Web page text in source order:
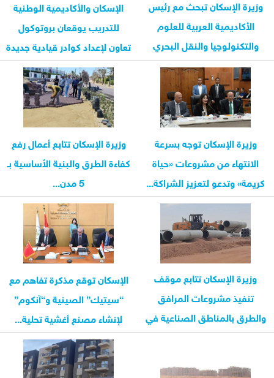
وزيرة الإسكان تبحث مع رئيس
الأكاديمية العربية للعلوم
والتكنولوجيا والنقل البحري
تعزيز...
الإسكان والأكاديمية الوطنية
للتدريب يوقعان بروتوكول
تعاون لإعداد كوادر قيادية جديدة
وزيرة الإسكان توجه بسرعة
الانتهاء من مشروعات «حياة
كريمة» وتدعو لتعزيز الشراكة...
وزيرة الإسكان تتابع أعمال رفع
كفاءة الطرق والبنية الأساسية بـ
5 مدن...
وزيرة الإسكان تتابع موقف
تنفيذ مشروعات المرافق
والطرق بالمناطق الصناعية في
أكتوبر...
الإسكان توقع مذكرة تفاهم مع
“سيتيك” الصينية و“آنكوم”
لإنشاء مصنع أغشية تحلية...